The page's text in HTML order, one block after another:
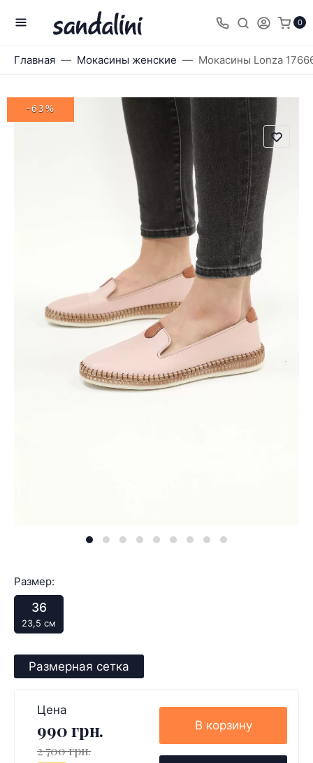
0
Главная Мокасины женские Мокасины Lonza
-63%
Размер:
36
23,5 см
Размерная сетка
Цена
990 грн.
2 700 грн.
В корзину